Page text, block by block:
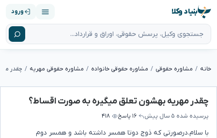
بنیاد وکلا ورود
خانه مشاوره حقوقی مشاوره حقوقی خانواده مشاوره حقوقی مهریه چقدر
چقدر مهریه بهشون تعلق میگیره به صورت اقساط؟
پرسیده شده ۵ سال پیش ۱۶ پاسخ ۴۱۸
با سلام.درصورتی که ذوج دوتا همسر داشته باشد و همسر دوم